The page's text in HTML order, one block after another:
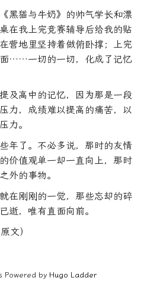
黑猫与牛奶》的帅气学长和漂
在我上完竞赛辅导后给我的贴
营地里坚持着做俯卧撑；上完
……一切的一切，化成了记忆
及高中的记忆，因为那是一段
力，成绩难以提高的痛苦，以
力。
年了。不必多说，那时的友情
价值观单一却一直向上，那时
外的事物。
在刚刚的一觉，那些忘却的碎
逝，唯有直面向前。
文）
Powered by Hugo️️ Ladder️